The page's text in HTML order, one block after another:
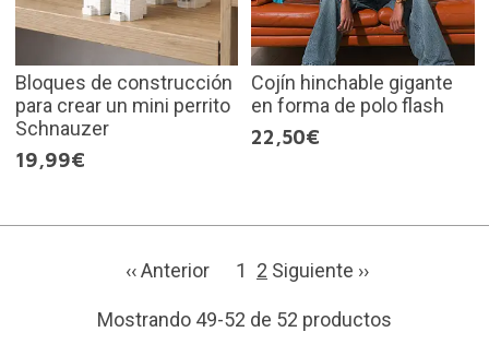
Bloques de construcción
para crear un mini perrito
Schnauzer
19,99€
Cojín hinchable gigante
en forma de polo flash
22,50€
‹‹ Anterior 1 2 Siguiente ››
Mostrando 49-52 de 52 productos